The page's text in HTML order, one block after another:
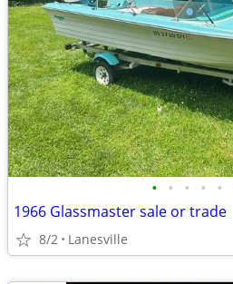
• • • • •
1966 Glassmaster sale or trade
8/2 Lanesville